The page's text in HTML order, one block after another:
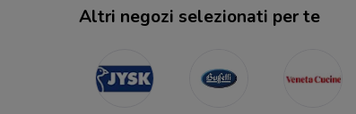
Altri negozi selezionati per te